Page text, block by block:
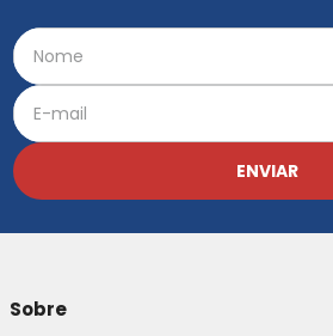
ENVIAR
Sobre